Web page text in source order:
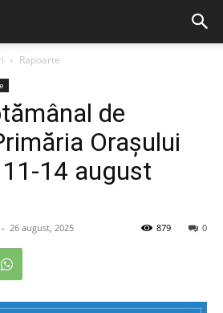
Rapoarte
de
Orașului
14 august
- 26 august, 2025 0
879